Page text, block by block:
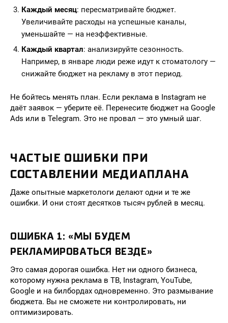
Каждый месяц: пересматривайте бюджет.
Увеличивайте расходы на успешные каналы,
уменьшайте — на неэффективные.
Каждый квартал: анализируйте сезонность.
Например, в январе люди реже идут к стоматологу —
снижайте бюджет на рекламу в этот период.
Не бойтесь менять план. Если реклама в Instagram не
даёт заявок — уберите её. Перенесите бюджет на Google
Ads или в Telegram. Это не провал — это умный шаг.
ЧАСТЫЕ ОШИБКИ ПРИ
СОСТАВЛЕНИИ МЕДИАПЛАНА
Даже опытные маркетологи делают одни и те же
ошибки. И они стоят десятков тысяч рублей в месяц.
ОШИБКА 1: «МЫ БУДЕМ
РЕКЛАМИРОВАТЬСЯ ВЕЗДЕ»
Это самая дорогая ошибка. Нет ни одного бизнеса,
которому нужна реклама в ТВ, Instagram, YouTube,
Google и на билбордах одновременно. Это размывание
бюджета. Вы не сможете ни контролировать, ни
оптимизировать.